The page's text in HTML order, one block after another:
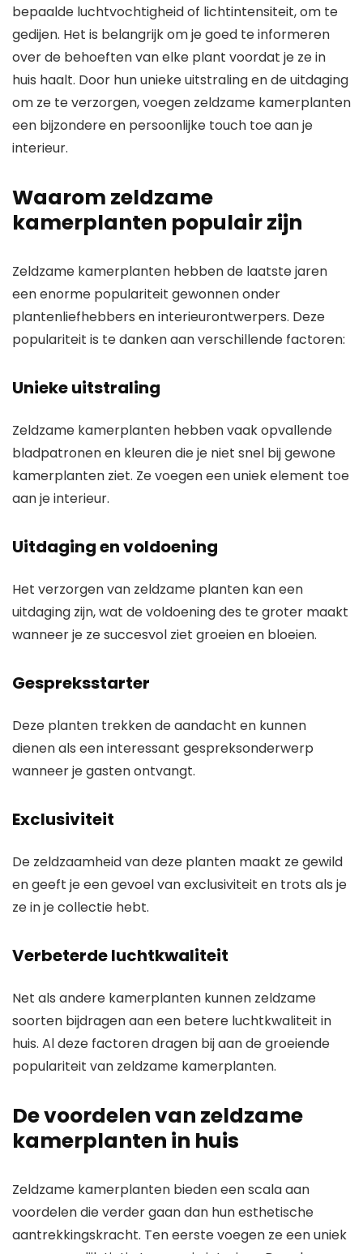
bepaalde luchtvochtigheid of lichtintensiteit, om te
gedijen. Het is belangrijk om je goed te informeren
over de behoeften van elke plant voordat je ze in
huis haalt. Door hun unieke uitstraling en de uitdaging
om ze te verzorgen, voegen zeldzame kamerplanten
een bijzondere en persoonlijke touch toe aan je
interieur.
Waarom zeldzame
kamerplanten populair zijn
Zeldzame kamerplanten hebben de laatste jaren
een enorme populariteit gewonnen onder
plantenliefhebbers en interieurontwerpers. Deze
populariteit is te danken aan verschillende factoren:
Unieke uitstraling
Zeldzame kamerplanten hebben vaak opvallende
bladpatronen en kleuren die je niet snel bij gewone
kamerplanten ziet. Ze voegen een uniek element toe
aan je interieur.
Uitdaging en voldoening
Het verzorgen van zeldzame planten kan een
uitdaging zijn, wat de voldoening des te groter maakt
wanneer je ze succesvol ziet groeien en bloeien.
Gespreksstarter
Deze planten trekken de aandacht en kunnen
dienen als een interessant gespreksonderwerp
wanneer je gasten ontvangt.
Exclusiviteit
De zeldzaamheid van deze planten maakt ze gewild
en geeft je een gevoel van exclusiviteit en trots als je
ze in je collectie hebt.
Verbeterde luchtkwaliteit
Net als andere kamerplanten kunnen zeldzame
soorten bijdragen aan een betere luchtkwaliteit in
huis. Al deze factoren dragen bij aan de groeiende
populariteit van zeldzame kamerplanten.
De voordelen van zeldzame
kamerplanten in huis
Zeldzame kamerplanten bieden een scala aan
voordelen die verder gaan dan hun esthetische
aantrekkingskracht. Ten eerste voegen ze een uniek